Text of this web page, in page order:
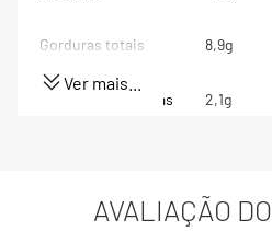
Gorduras totais 8,9g
Gorduras Saturadas 2,1g
Fibra alimentar 1,6g
Ver mais...
AVALIAÇÃO DO